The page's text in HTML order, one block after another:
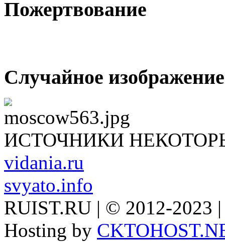
Пожертвование
Случайное изображение
ИСТОЧНИКИ
vidania.ru
svyato.info
RUIST.RU | © 2012-2023
Hosting by